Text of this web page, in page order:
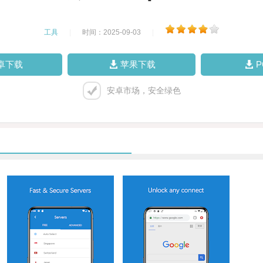
工具 时间：2025-09-03
下载 苹果下载
安卓市场，安全绿色